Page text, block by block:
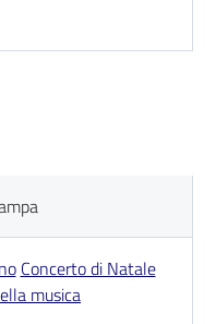
Concerto di Natale
musica